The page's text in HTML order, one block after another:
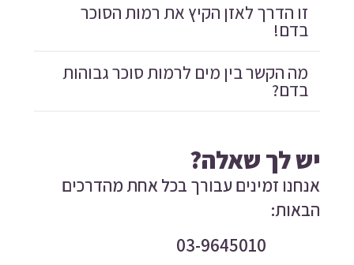
זו הדרך לאזן הקיץ את רמות הסוכר
בדם!
מה הקשר בין מים לרמות סוכר גבוהות
בדם?
יש לך שאלה?
אנחנו זמינים עבורך בכל אחת מהדרכים
הבאות:
03-9645010